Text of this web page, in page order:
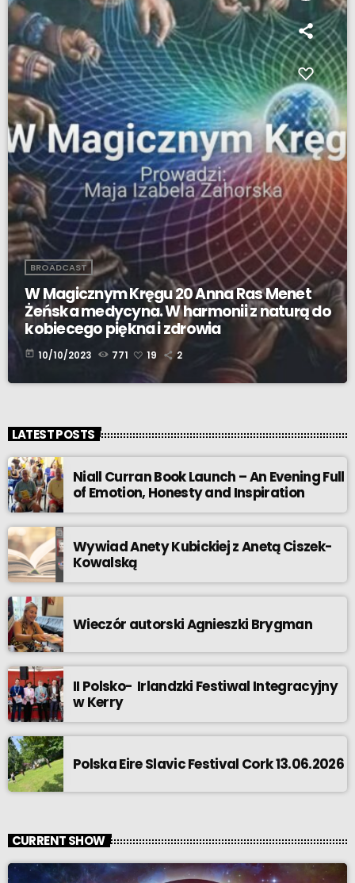
BROADCAST
W Magicznym Kręgu 20 Anna Ras Menet
Żeńska medycyna. W harmonii z naturą do
kobiecego piękna i zdrowia
today 10/10/2023 771 19 2
LATEST POSTS
Niall Curran Book Launch – An Evening Full
of Emotion, Honesty and Inspiration
Wywiad Anety Kubickiej z Anetą Ciszek-
Kowalską
Wieczór autorski Agnieszki Brygman
II Polsko- Irlandzki Festiwal Integracyjny
w Kerry
Polska Eire Slavic Festival Cork 13.06.2026
CURRENT SHOW